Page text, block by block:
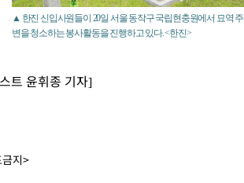
▲ 한진 신입사원들이 20일 서울 동작구 국립현충원에서 묘역 주
변을 청소하는 봉사활동을 진행하고 있다. <한진>
트 윤휘종 기자]
지>